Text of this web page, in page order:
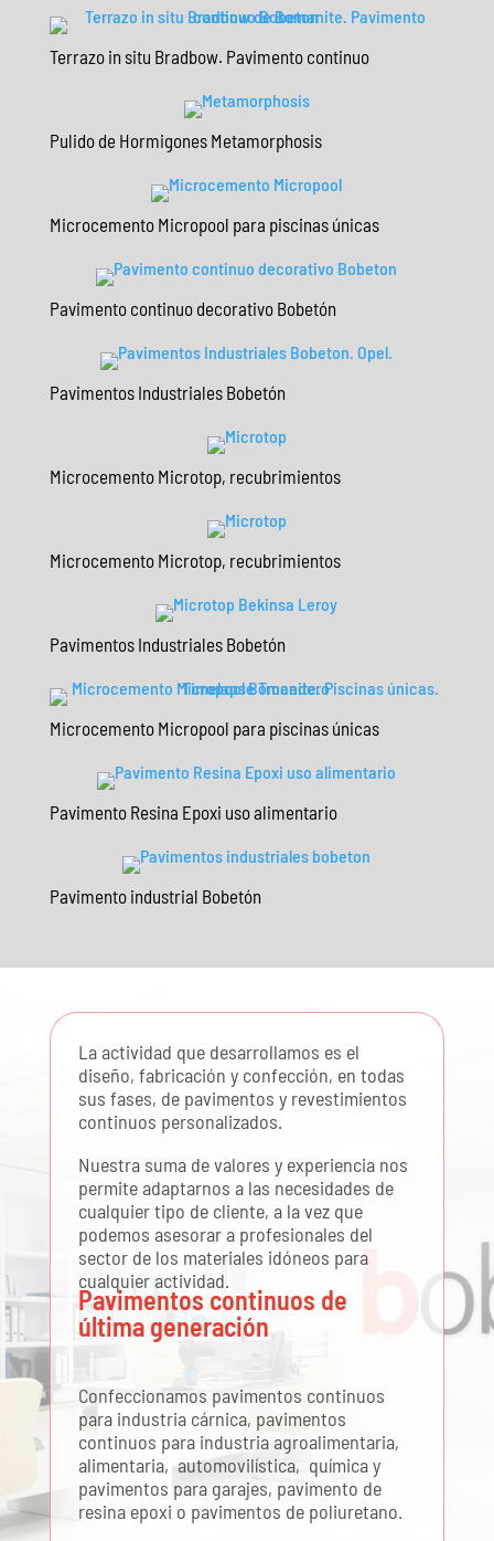
Terrazo in situ Bradbow. Pavimento continuo
Pulido de Hormigones Metamorphosis
Microcemento Micropool para piscinas únicas
Pavimento continuo decorativo Bobetón
Pavimentos Industriales Bobetón
Microcemento Microtop, recubrimientos
Microcemento Microtop, recubrimientos
Pavimentos Industriales Bobetón
Microcemento Micropool para piscinas únicas
Pavimento Resina Epoxi uso alimentario
Pavimento industrial Bobetón
La actividad que desarrollamos es el
diseño, fabricación y confección, en todas
sus fases, de pavimentos y revestimientos
continuos personalizados.
Nuestra suma de valores y experiencia nos
permite adaptarnos a las necesidades de
cualquier tipo de cliente, a la vez que
podemos asesorar a profesionales del
sector de los materiales idóneos para
cualquier actividad.
Pavimentos continuos de
última generación
Confeccionamos pavimentos continuos
para industria cárnica, pavimentos
continuos para industria agroalimentaria,
alimentaria, automovilística, química y
pavimentos para garajes, pavimento de
resina epoxi o pavimentos de poliuretano.